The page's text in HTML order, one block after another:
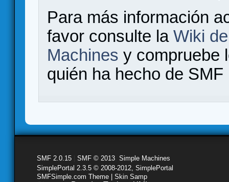
Para más información
favor consulte la Wiki
Machines y compruebe
quién ha hecho de
SMF 2.0.15 SMF © 2013 Simple Machines
SimplePortal 2.3.5 © 2008-2012, SimplePortal
SMFSimple.com Theme | Skin Samp